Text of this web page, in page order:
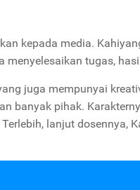
kepada media.
tugas,
juga mempunyai
banyak pihak.
lanjut dosennya,